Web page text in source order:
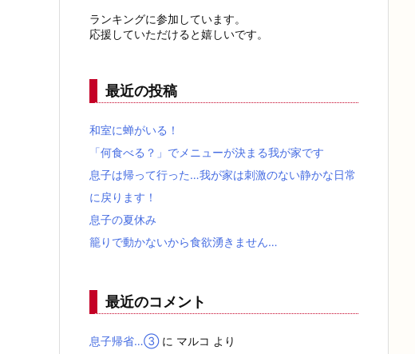
ランキングに参加しています。
応援していただけると嬉しいです。
最近の投稿
和室に蝉がいる！
「何食べる？」でメニューが決まる我が家です
息子は帰って行った…我が家は刺激のない静かな日常
に戻ります！
息子の夏休み
籠りで動かないから食欲湧きません…
最近のコメント
息子帰省…③に マルコ より